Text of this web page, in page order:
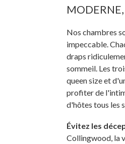
MODERNE,
Nos chambres
impeccable.
draps
sommeil. Les
queen size et
profiter de
d'hôtes tous les
Évitez les
Collingwood, la